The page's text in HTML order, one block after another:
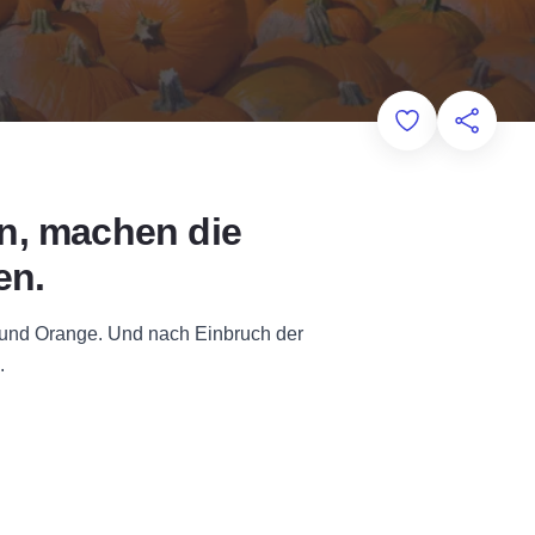
Add toDiese
machen die
Orange. Und nach Einbruch der